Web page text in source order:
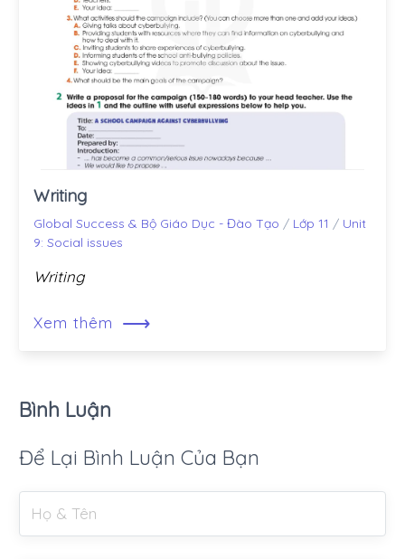
Writing
Global Success & Bộ Giáo Dục - Đào Tạo / Lớp 11 / Unit
9: Social issues
Writing
Xem thêm ⟶
Bình Luận
Để Lại Bình Luận Của Bạn